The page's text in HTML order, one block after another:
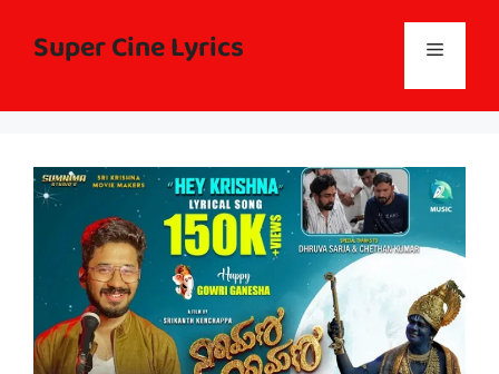
contentSuper Cine Lyrics Menu